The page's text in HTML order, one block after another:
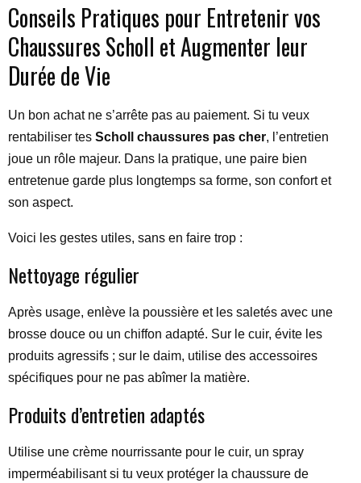
Conseils Pratiques pour Entretenir vos
Chaussures Scholl et Augmenter leur
Durée de Vie
Un bon achat ne s’arrête pas au paiement. Si tu veux
rentabiliser tes Scholl chaussures pas cher, l’entretien
joue un rôle majeur. Dans la pratique, une paire bien
entretenue garde plus longtemps sa forme, son confort et
son aspect.
Voici les gestes utiles, sans en faire trop :
Nettoyage régulier
Après usage, enlève la poussière et les saletés avec une
brosse douce ou un chiffon adapté. Sur le cuir, évite les
produits agressifs ; sur le daim, utilise des accessoires
spécifiques pour ne pas abîmer la matière.
Produits d’entretien adaptés
Utilise une crème nourrissante pour le cuir, un spray
imperméabilisant si tu veux protéger la chaussure de